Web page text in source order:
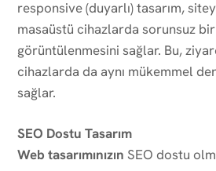
responsive (duyarlı) tasarım,
masaüstü cihazlarda sorunsuz
görüntülenmesini sağlar. Bu,
cihazlarda da aynı mükemmel
sağlar.
SEO Dostu Tasarım
Web tasarımınızın SEO dostu